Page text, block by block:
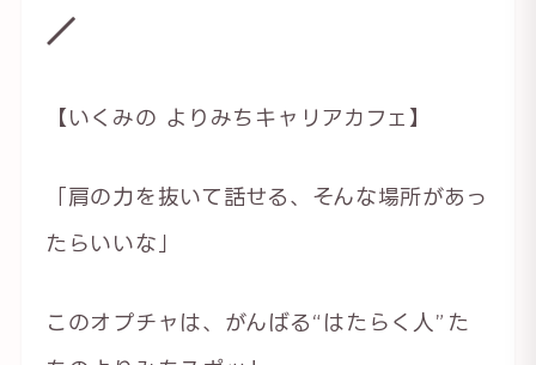
／
【いくみの よりみちキャリアカフェ】
「肩の力を抜いて話せる、そんな場所があっ
たらいいな」
このオプチャは、がんばる“はたらく人”た